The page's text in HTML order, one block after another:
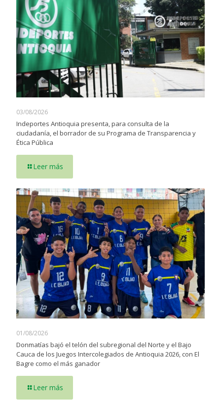
03/08/2026
Indeportes Antioquia presenta, para consulta de la
ciudadanía, el borrador de su Programa de Transparencia y
Ética Pública
Leer más
01/08/2026
Donmatías bajó el telón del subregional del Norte y el Bajo
Cauca de los Juegos Intercolegiados de Antioquia 2026, con El
Bagre como el más ganador
Leer más